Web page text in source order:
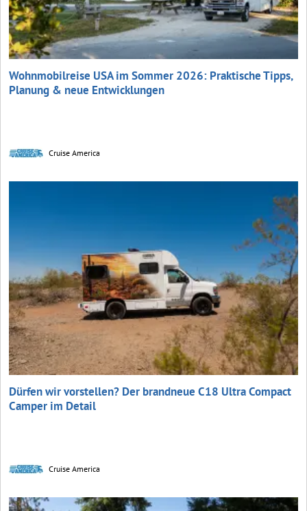
Wohnmobilreise USA im Sommer 2026: Praktische Tipps,
Planung & neue Entwicklungen
Cruise America
Dürfen wir vorstellen? Der brandneue C18 Ultra Compact
Camper im Detail
Cruise America